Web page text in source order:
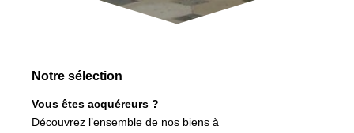
Notre sélection
Vous êtes acquéreurs ?
Découvrez l’ensemble de nos biens à